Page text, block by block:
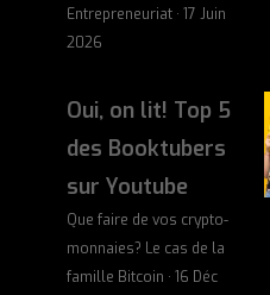
Entrepreneuriat · 17 Juin
2026
Oui, on lit! Top 5
des Booktubers
sur Youtube
Que faire de vos crypto-
monnaies? Le cas de la
famille Bitcoin · 16 Déc